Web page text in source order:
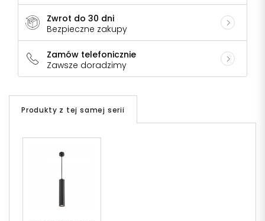
Zwrot do 30 dni
Bezpieczne zakupy
Zamów telefonicznie
Zawsze doradzimy
Produkty z tej samej serii